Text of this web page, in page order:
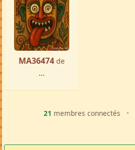
MA36474 de
...
21 membres connectés •